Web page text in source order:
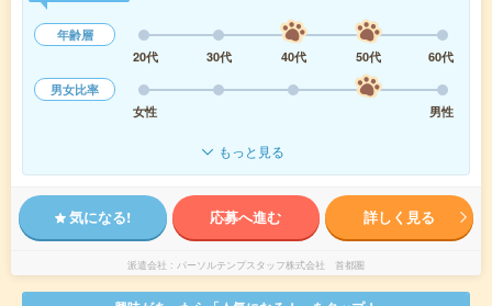
年齢層
20代
30代 40代 50代
60代
男女比率
女性
男性
もっと見る
気になる! 応募へ進む 詳しく見る
派遣会社 パーソルテンプスタッフ株式会社 首都圏